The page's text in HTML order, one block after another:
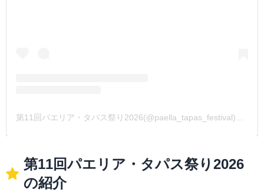
第11回パエリア・タパス祭り2026
の紹介